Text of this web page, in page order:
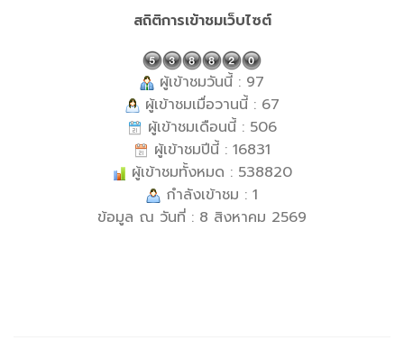
สถิติการเข้าชมเว็บไซต์
ผู้เข้าชมวันนี้ : 97
ผู้เข้าชมเมื่อวานนี้ : 67
ผู้เข้าชมเดือนนี้ : 506
ผู้เข้าชมปีนี้ : 16831
ผู้เข้าชมทั้งหมด : 538820
กำลังเข้าชม : 1
ข้อมูล ณ วันที่ : 8 สิงหาคม 2569